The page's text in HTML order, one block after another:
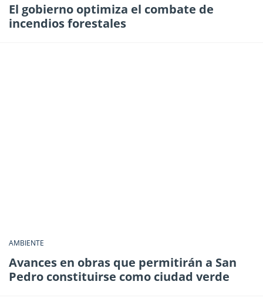
El gobierno optimiza el combate de
incendios forestales
AMBIENTE
Avances en obras que permitirán a San
Pedro constituirse como ciudad verde